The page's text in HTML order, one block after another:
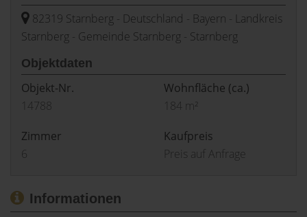
82319 Starnberg - Deutschland - Bayern - Landkreis
Starnberg - Gemeinde Starnberg - Starnberg
Objektdaten
Objekt-Nr.
14788
Wohnfläche (ca.)
184 m²
Zimmer
6
Kaufpreis
Preis auf Anfrage
Informationen